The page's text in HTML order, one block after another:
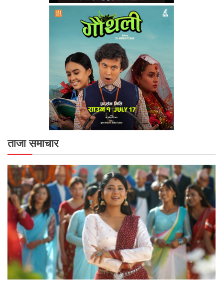
ताजा समाचार